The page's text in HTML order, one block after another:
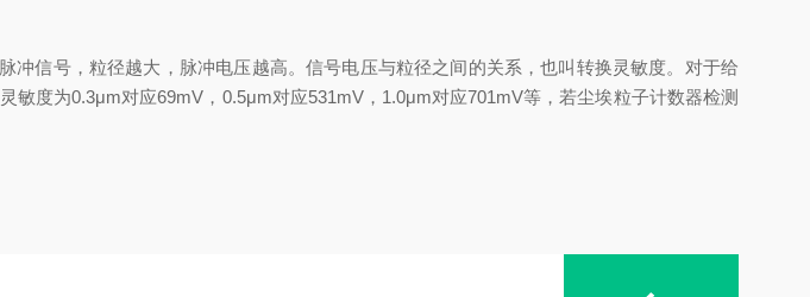
信号，粒径越大，脉冲电压越高。信号电压与粒径之间的关系，也叫转换灵敏度。对于给
度为0.3μm对应69mV，0.5μm对应531mV，1.0μm对应701mV等，若尘埃粒子计数器检测